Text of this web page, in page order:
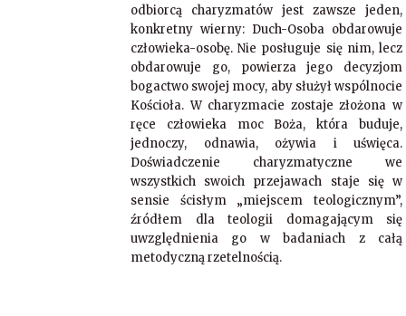
odbiorcą charyzmatów jest zawsze jeden,
konkretny wierny: Duch-Osoba obdarowuje
człowieka-osobę. Nie posługuje się nim, lecz
obdarowuje go, powierza jego decyzjom
bogactwo swojej mocy, aby służył wspólnocie
Kościoła. W charyzmacie zostaje złożona w
ręce człowieka moc Boża, która buduje,
jednoczy, odnawia, ożywia i uświęca.
Doświadczenie charyzmatyczne we
wszystkich swoich przejawach staje się w
sensie ścisłym „miejscem teologicznym”,
źródłem dla teologii domagającym się
uwzględnienia go w badaniach z całą
metodyczną rzetelnością.